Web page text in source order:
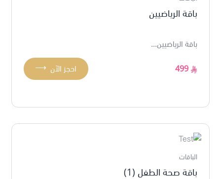
باقة الرياضيين
باقة الرياضيين...
499
⟶ احجز الآن
الباقات
باقة صحة الطفل (1)